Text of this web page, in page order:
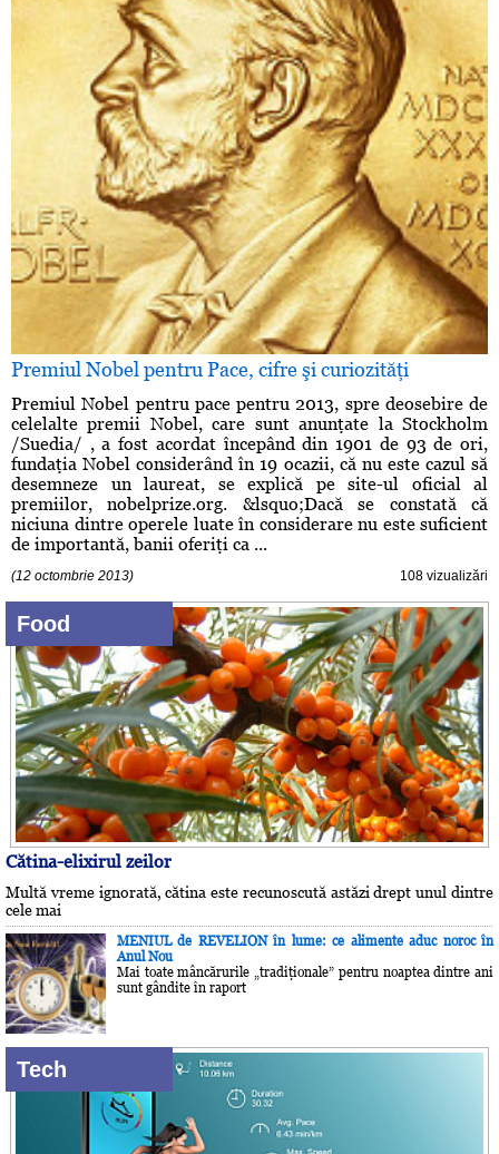
Premiul Nobel pentru Pace, cifre şi curiozităţi
Premiul Nobel pentru pace pentru 2013, spre deosebire de
celelalte premii Nobel, care sunt anunţate la Stockholm
/Suedia/ , a fost acordat începând din 1901 de 93 de ori,
fundaţia Nobel considerând în 19 ocazii, că nu este cazul să
desemneze un laureat, se explică pe site-ul oficial al
premiilor, nobelprize.org. &lsquo;Dacă se constată că
niciuna dintre operele luate în considerare nu este suficient
de importantă, banii oferiţi ca ...
(12 octombrie 2013) 108 vizualizări
Food
Cătina-elixirul zeilor
Multă vreme ignorată, cătina este recunoscută astăzi drept unul dintre
cele mai
MENIUL de REVELION în lume: ce alimente aduc noroc în
Anul Nou
Mai toate mâncărurile „tradiţionale” pentru noaptea dintre ani
sunt gândite în raport
Tech